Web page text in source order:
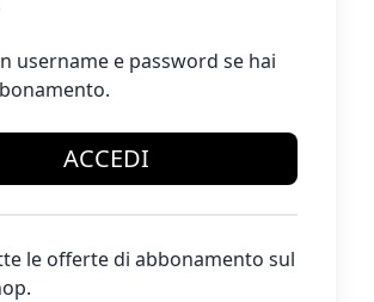
username e password se hai
ACCEDI
le offerte di abbonamento sul